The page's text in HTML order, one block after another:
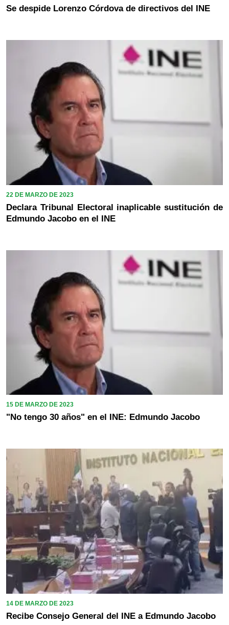
Se despide Lorenzo Córdova de directivos del INE
22 DE MARZO DE 2023
Declara Tribunal Electoral inaplicable sustitución de
Edmundo Jacobo en el INE
15 DE MARZO DE 2023
"No tengo 30 años" en el INE: Edmundo Jacobo
14 DE MARZO DE 2023
Recibe Consejo General del INE a Edmundo Jacobo